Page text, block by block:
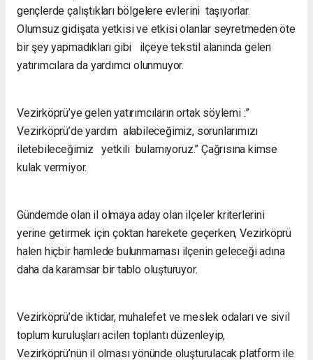
gençlerde çalıştıkları bölgelere evlerini taşıyorlar.
Olumsuz gidişata yetkisi ve etkisi olanlar seyretmeden öte
bir şey yapmadıkları gibi ilçeye tekstil alanında gelen
yatırımcılara da yardımcı olunmuyor.
Vezirköprü’ye gelen yatırımcıların ortak söylemi :”
Vezirköprü’de yardım alabileceğimiz, sorunlarımızı
iletebileceğimiz yetkili bulamıyoruz.” Çağrısına kimse
kulak vermiyor.
Gündemde olan il olmaya aday olan ilçeler kriterlerini
yerine getirmek için çoktan harekete geçerken, Vezirköprü
halen hiçbir hamlede bulunmaması ilçenin geleceği adına
daha da karamsar bir tablo oluşturuyor.
Vezirköprü’de iktidar, muhalefet ve meslek odaları ve sivil
toplum kuruluşları acilen toplantı düzenleyip,
Vezirköprü’nün il olması yönünde oluşturulacak platform ile